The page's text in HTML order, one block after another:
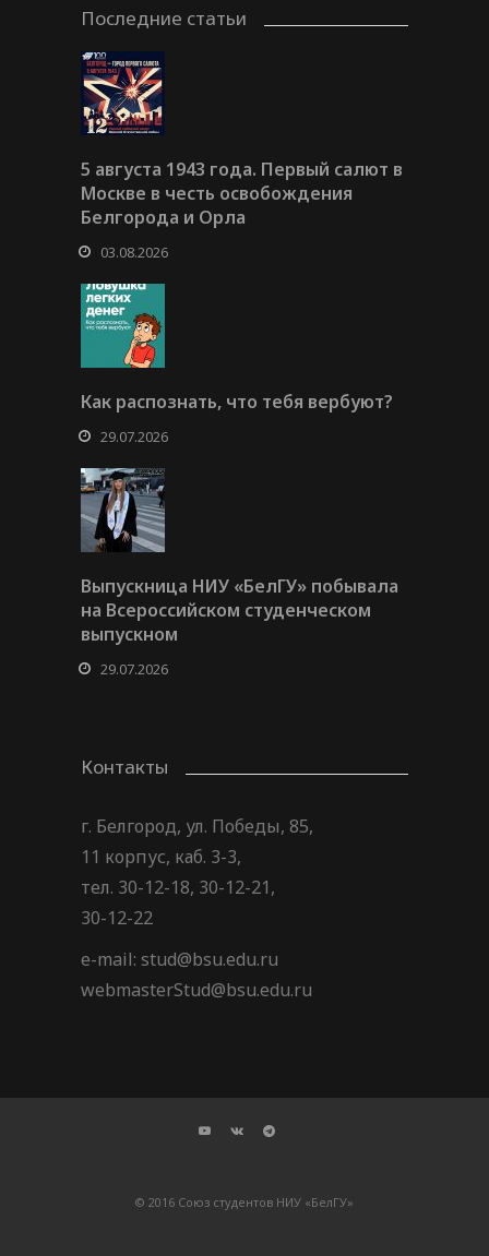
Последние статьи
5 августа 1943 года. Первый салют в
Москве в честь освобождения
Белгорода и Орла
03.08.2026
Как распознать, что тебя вербуют?
29.07.2026
Выпускница НИУ «БелГУ» побывала
на Всероссийском студенческом
выпускном
29.07.2026
Контакты
г. Белгород, ул. Победы, 85,
11 корпус, каб. 3-3,
тел. 30-12-18, 30-12-21,
30-12-22
e-mail: stud@bsu.edu.ru
webmasterStud@bsu.edu.ru
© 2016 Союз студентов НИУ «БелГУ»